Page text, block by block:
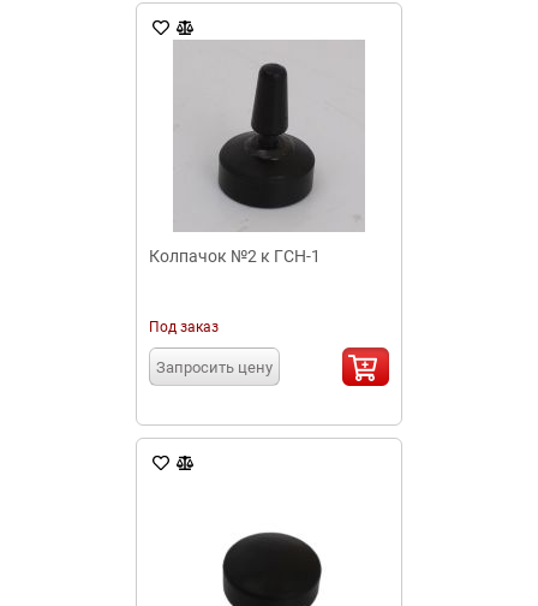
Колпачок №2 к ГСН-1
Под заказ
Запросить цену